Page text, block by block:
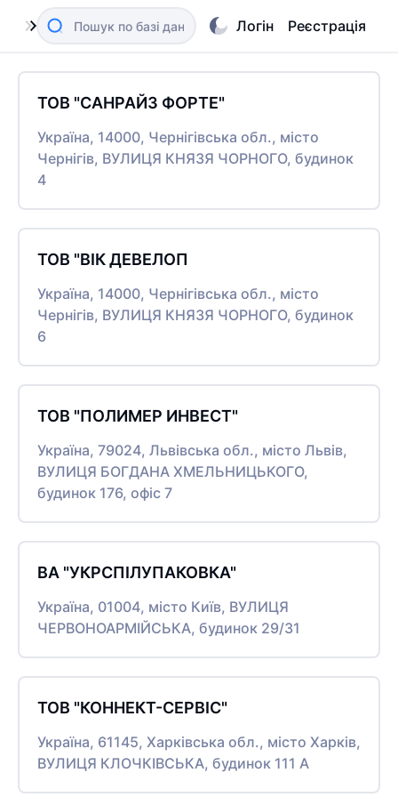
Логін Реєстрація
ТОВ "САНРАЙЗ ФОРТЕ"
Україна, 14000, Чернігівська обл., місто
Чернігів, ВУЛИЦЯ КНЯЗЯ ЧОРНОГО, будинок
4
ТОВ "ВІК ДЕВЕЛОП
Україна, 14000, Чернігівська обл., місто
Чернігів, ВУЛИЦЯ КНЯЗЯ ЧОРНОГО, будинок
6
ТОВ "ПОЛИМЕР ИНВЕСТ"
Україна, 79024, Львівська обл., місто Львів,
ВУЛИЦЯ БОГДАНА ХМЕЛЬНИЦЬКОГО,
будинок 176, офіс 7
ВА "УКРСПІЛУПАКОВКА"
Україна, 01004, місто Київ, ВУЛИЦЯ
ЧЕРВОНОАРМІЙСЬКА, будинок 29/31
ТОВ "КОННЕКТ-СЕРВІС"
Україна, 61145, Харківська обл., місто Харків,
ВУЛИЦЯ КЛОЧКІВСЬКА, будинок 111 А